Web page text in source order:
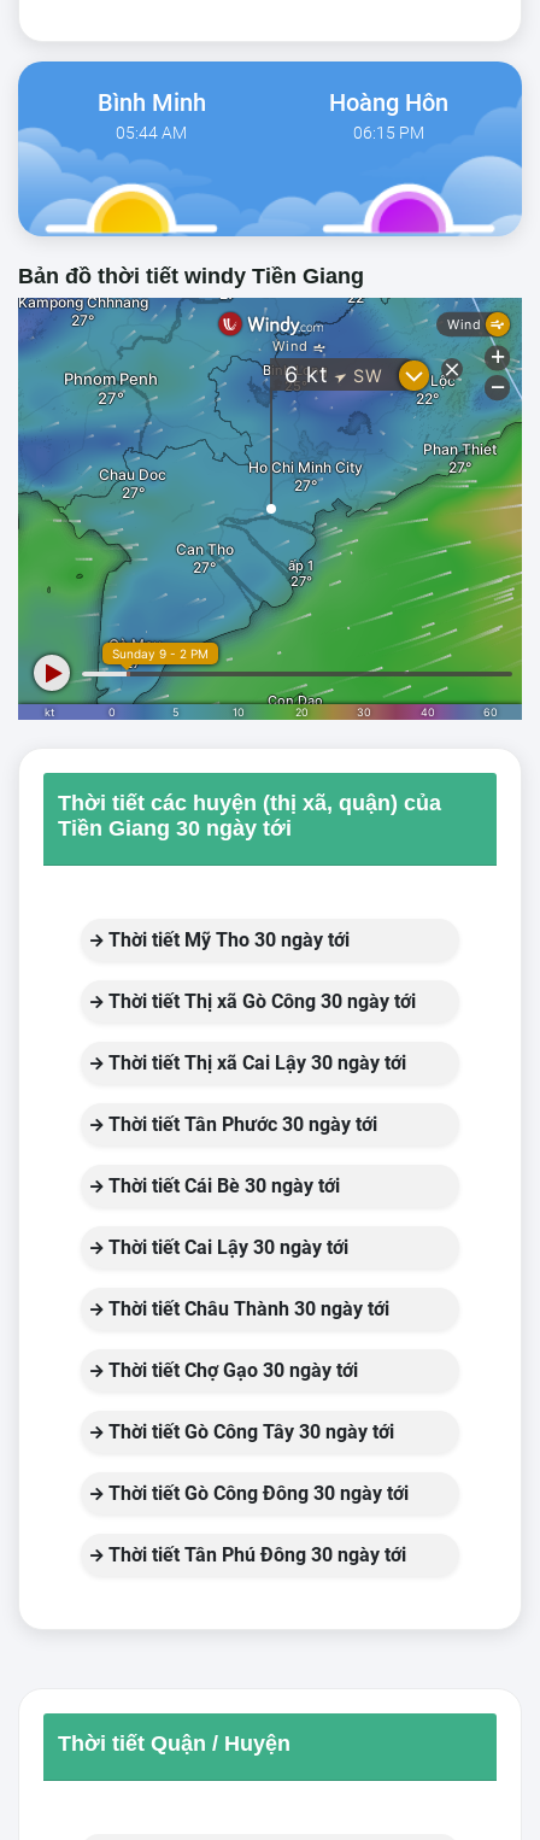
Bình Minh
05:44 AM
Hoàng Hôn
06:15 PM
Bản đồ thời tiết windy Tiền Giang
Thời tiết các huyện (thị xã, quận) của
Tiền Giang 30 ngày tới
Thời tiết Mỹ Tho 30 ngày tới
Thời tiết Thị xã Gò Công 30 ngày tới
Thời tiết Thị xã Cai Lậy 30 ngày tới
Thời tiết Tân Phước 30 ngày tới
Thời tiết Cái Bè 30 ngày tới
Thời tiết Cai Lậy 30 ngày tới
Thời tiết Châu Thành 30 ngày tới
Thời tiết Chợ Gạo 30 ngày tới
Thời tiết Gò Công Tây 30 ngày tới
Thời tiết Gò Công Đông 30 ngày tới
Thời tiết Tân Phú Đông 30 ngày tới
Thời tiết Quận / Huyện